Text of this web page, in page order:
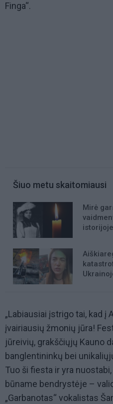
Finga“.
Šiuo metu skaitomiausi
Mirė
„Labiausiai įstrigo tai, kad
įvairiausių žmonių jūra!
jūreivių, grakščiųjų Kauno
banglentininkų bei
Tuo ši fiesta ir yra
būname bendrystėje –
„Garbanotas“ vokalistas